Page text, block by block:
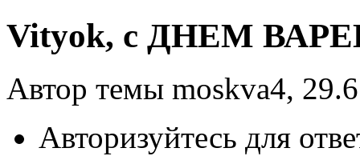
Vityok, с ДНЕМ
Автор темы moskva4,
Авторизуйтесь для